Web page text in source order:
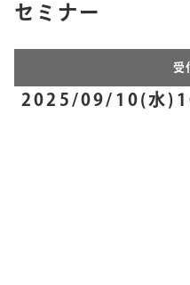
セミナー
受
2025/09/10(水